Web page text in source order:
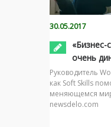
30.05.2017
«Бизнес-
очень
Руководитель
как Soft Skills
меняющемся
newsdelo.com